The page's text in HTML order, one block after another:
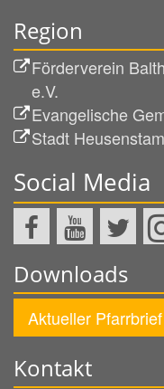
Region
Förderverein
e.V.
Evangelische
Stadt
Social Media
Downloads
Aktueller Pfarrbrief
Kontakt